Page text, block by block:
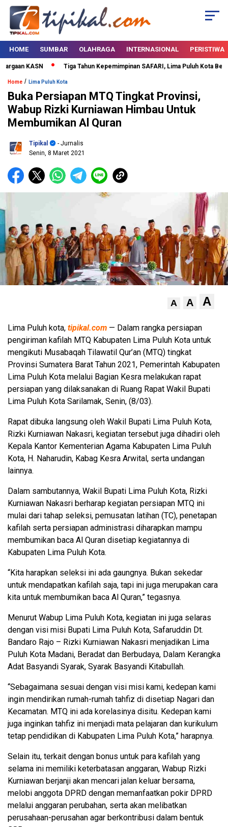
HOME SUMBAR OLAHRAGA INTERNASIONAL PERISTIWA
KASN Tiga Tahun Kepemimpinan SAFARI, Lima Puluh Kota
Home / Lima Puluh Kota
Buka Persiapan MTQ Tingkat Provinsi,
Wabup Rizki Kurniawan Himbau Untuk
Membumikan Al Quran
Tipikal
- Jurnalis
Senin, 8 Maret 2021
A A A
Lima Puluh kota, tipikal.com — Dalam rangka persiapan
pengiriman kafilah MTQ Kabupaten Lima Puluh Kota untuk
mengikuti Musabaqah Tilawatil Qur’an (MTQ) tingkat
Provinsi Sumatera Barat Tahun 2021, Pemerintah Kabupaten
Lima Puluh Kota melalui Bagian Kesra melakukan rapat
persiapan yang dilaksanakan di Ruang Rapat Wakil Bupati
Lima Puluh Kota Sarilamak, Senin, (8/03).
Rapat dibuka langsung oleh Wakil Bupati Lima Puluh Kota,
Rizki Kurniawan Nakasri, kegiatan tersebut juga dihadiri oleh
Kepala Kantor Kementerian Agama Kabupaten Lima Puluh
Kota, H. Naharudin, Kabag Kesra Arwital, serta undangan
lainnya.
Dalam sambutannya, Wakil Bupati Lima Puluh Kota, Rizki
Kurniawan Nakasri berharap kegiatan persiapan MTQ ini
mulai dari tahap seleksi, pemusatan latihan (TC), penetapan
kafilah serta persiapan administrasi diharapkan mampu
membumikan baca Al Quran disetiap kegiatannya di
Kabupaten Lima Puluh Kota.
“Kita harapkan seleksi ini ada gaungnya. Bukan sekedar
untuk mendapatkan kafilah saja, tapi ini juga merupakan cara
kita untuk membumikan baca Al Quran,” tegasnya.
Menurut Wabup Lima Puluh Kota, kegiatan ini juga selaras
dengan visi misi Bupati Lima Puluh Kota, Safaruddin Dt.
Bandaro Rajo – Rizki Kurniawan Nakasri menjadikan Lima
Puluh Kota Madani, Beradat dan Berbudaya, Dalam Kerangka
Adat Basyandi Syarak, Syarak Basyandi Kitabullah.
“Sebagaimana sesuai dengan visi misi kami, kedepan kami
ingin mendirikan rumah-rumah tahfiz di disetiap Nagari dan
Kecamatan. MTQ ini ada korelasinya disitu. Kedepan kami
juga inginkan tahfiz ini menjadi mata pelajaran dan kurikulum
tetap pendidikan di Kabupaten Lima Puluh Kota,” harapnya.
Selain itu, terkait dengan bonus untuk para kafilah yang
selama ini memiliki keterbatasan anggaran, Wabup Rizki
Kurniawan berjanji akan mencari jalan keluar bersama,
melobi anggota DPRD dengan memanfaatkan pokir DPRD
melalui anggaran perubahan, serta akan melibatkan
perusahaan-perusahan agar berkontribusi dalam bentuk